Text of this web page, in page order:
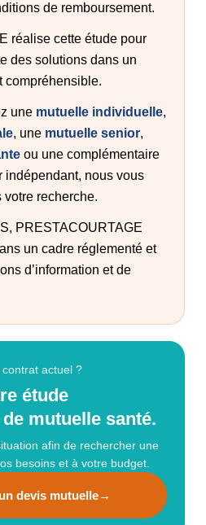
de remboursement.
réalise cette étude pour
des solutions dans un
compréhensible.
une mutuelle individuelle,
, une mutuelle senior,
ou une complémentaire
indépendant, nous vous
recherche.
PRESTACOURTAGE
un cadre réglementé et
d’information et de
actuel ?
étude
mutuelle santé.
afin de rechercher une
besoins et à votre budget.
devis mutuelle→